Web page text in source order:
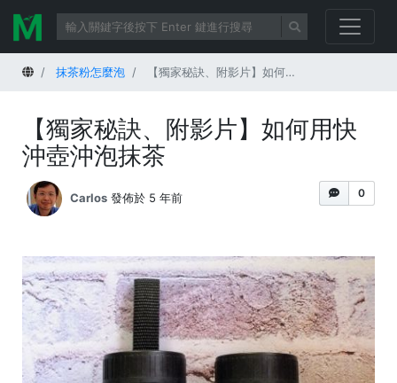
首頁 抹茶粉怎麼泡 【獨家秘訣、附影片】如何用快沖壺沖泡抹茶
【獨家秘訣、附影片】如何用快
沖壺沖泡抹茶
0
Carlos 發佈於 5 年前